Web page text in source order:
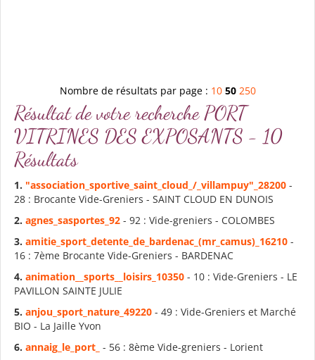
Nombre de résultats par page : 10 50 250
Résultat de votre recherche PORT
VITRINES DES EXPOSANTS - 10
Résultats
1. "association_sportive_saint_cloud_/_villampuy"_28200 -
28 : Brocante Vide-Greniers - SAINT CLOUD EN DUNOIS
2. agnes_sasportes_92 - 92 : Vide-greniers - COLOMBES
3. amitie_sport _detente_de_bardenac_(mr_camus)_16210 -
16 : 7ème Brocante Vide-Greniers - BARDENAC
4. animation__sports__loisirs_10350 - 10 : Vide-Greniers - LE
PAVILLON SAINTE JULIE
5. anjou_sport _nature_49220 - 49 : Vide-Greniers et Marché
BIO - La Jaille Yvon
6. annaig_le_ port - 56 : 8ème Vide-greniers - Lorient